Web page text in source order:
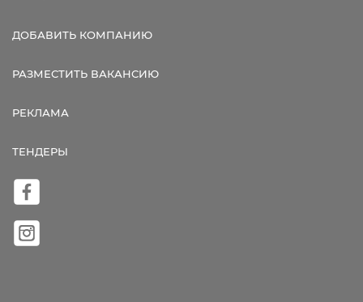
ДОБАВИТЬ КОМПАНИЮ
РАЗМЕСТИТЬ ВАКАНСИЮ
РЕКЛАМА
ТЕНДЕРЫ